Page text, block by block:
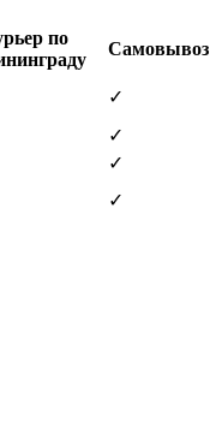
по
Самовывоз
✓
✓
✓
✓